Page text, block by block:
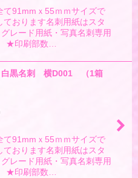
て91mmｘ55ｍｍサイズで
ております名刺用紙はスタ
レード用紙・写真名刺専用
★印刷部数…
黒名刺 横D001 （1箱
て91mmｘ55ｍｍサイズで
ております名刺用紙はスタ
レード用紙・写真名刺専用
★印刷部数…